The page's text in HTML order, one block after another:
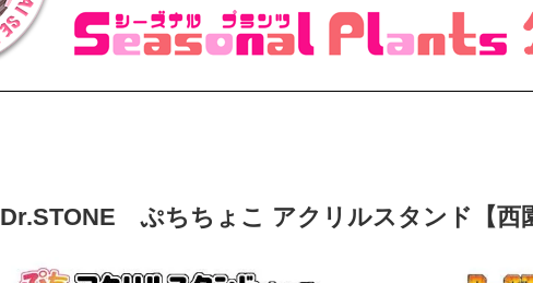
Dr.STONE ぷちちょこ アクリルスタンド【西